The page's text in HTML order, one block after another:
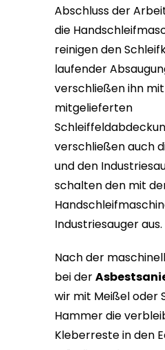
Abschluss der
die
reinigen den
laufender
verschließen ihn
mitgelieferten
verschließen auch
und den
schalten den mit
Industriesauger aus.
Nach der
bei der
wir mit Meißel oder
Hammer die
Kleberreste in den